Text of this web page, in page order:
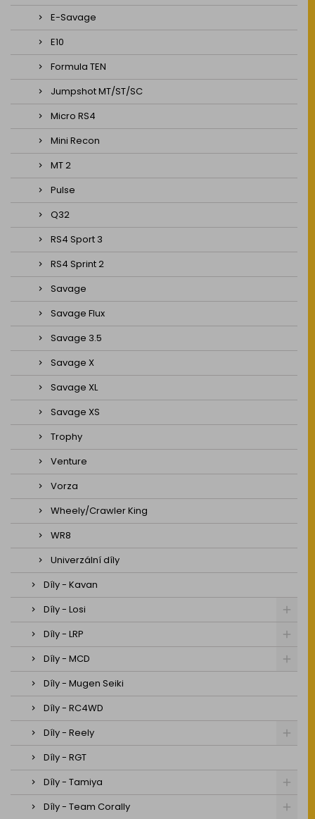
E-Savage
E10
Formula TEN
Jumpshot MT/ST/SC
Micro RS4
Mini Recon
MT 2
Pulse
Q32
RS4 Sport 3
RS4 Sprint 2
Savage
Savage Flux
Savage 3.5
Savage X
Savage XL
Savage XS
Trophy
Venture
Vorza
Wheely/Crawler King
WR8
Univerzální díly
Díly - Kavan
Díly - Losi
Díly - LRP
Díly - MCD
Díly - Mugen Seiki
Díly - RC4WD
Díly - Reely
Díly - RGT
Díly - Tamiya
Díly - Team Corally